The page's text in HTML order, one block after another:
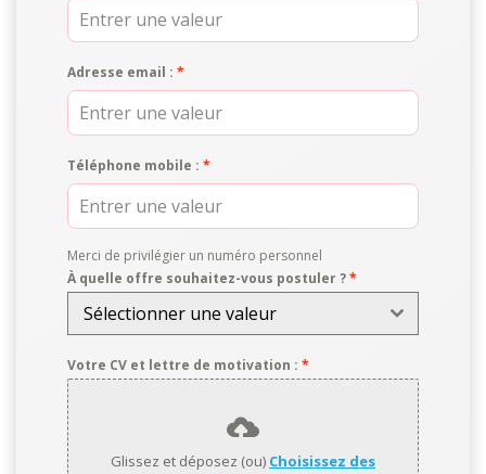
Adresse email : *
Téléphone mobile : *
Merci de privilégier un numéro personnel
À quelle offre souhaitez-vous postuler ?*
Sélectionner une valeur
Votre CV et lettre de motivation : *
Glissez et déposez (ou) Choisissez des